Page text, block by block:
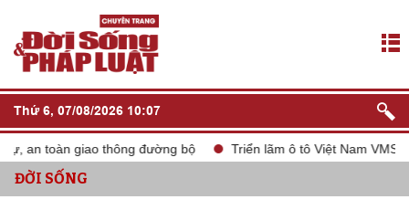
Thứ 6, 07/08/2026 10:07
an toàn giao thông đường bộ Triển lãm ô tô Việt Nam VMS
ĐỜI SỐNG